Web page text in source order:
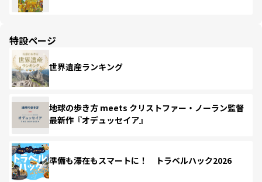
特設ページ
世界遺産ランキング
地球の歩き方 meets クリストファー・ノーラン監督
最新作『オデュッセイア』
準備も滞在もスマートに！ トラベルハック2026